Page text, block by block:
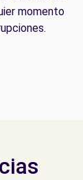
momento